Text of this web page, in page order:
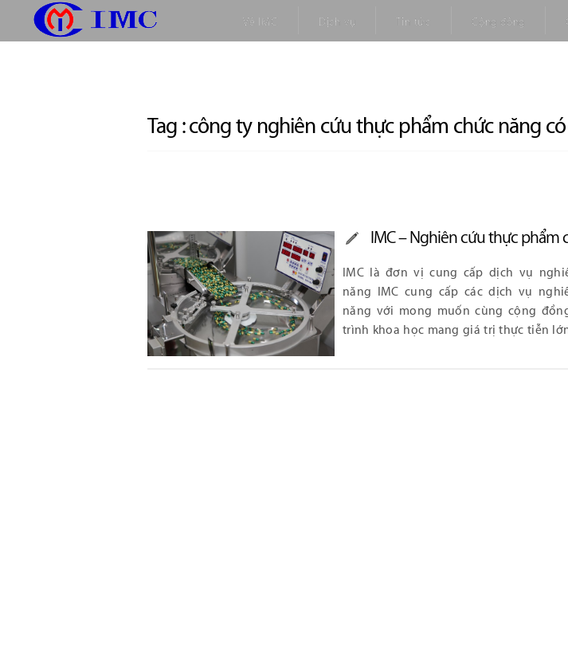
Về IMC Dịch vụ Tin tức Cộng đồng
Tag :công ty nghiên cứu thực phẩm chức năng
IMC – Nghiên cứu thực phẩm
IMC là đơn vị cung cấp dịch vụ
năng IMC cung cấp các dịch vụ
năng với mong muốn cùng cộng
trình khoa học mang giá trị thực tiễn